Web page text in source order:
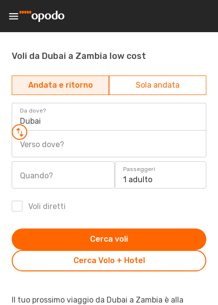
Voli da Dubai a Zambia low cost
Andata e ritorno Sola andata
Da dove?
Dubai
Verso dove?
Quando?
Passeggeri
1 adulto
Voli diretti
Cerca Volo + Hotel
Cerca voli
Il tuo prossimo viaggio da Dubai a Zambia è alla